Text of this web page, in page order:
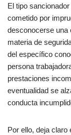
El tipo
cometido por
desconocerse una
materia de
del específico
persona
prestaciones
eventualidad se
conducta
Por ello, deja claro